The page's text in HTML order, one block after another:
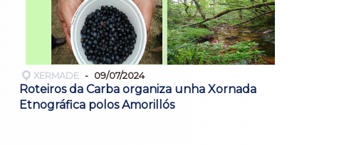
XERMADE 09/07/2024
Roteiros da Carba organiza unha Xornada
Etnográfica polos Amorillós